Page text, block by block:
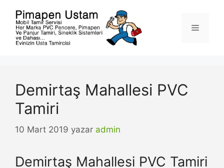
Menü
Demirtaş Mahallesi PVC
Tamiri
10 Mart 2019 yazar admin
Demirtaş Mahallesi PVC Tamiri